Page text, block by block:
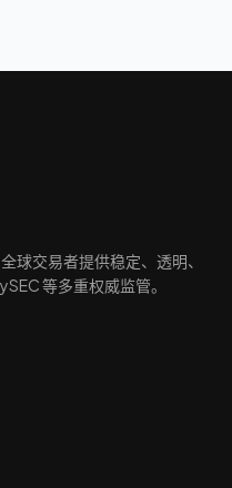
球交易者提供稳定、透明、
等多重权威监管。